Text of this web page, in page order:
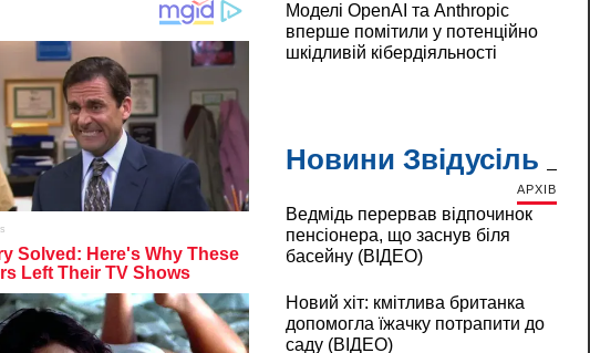
Моделі OpenAI та Anthropic
вперше помітили у потенційно
шкідливій кібердіяльності
Новини Звідусіль
АРХІВ
Ведмідь перервав відпочинок
пенсіонера, що заснув біля
басейну (ВІДЕО)
Новий хіт: кмітлива британка
допомогла їжачку потрапити до
саду (ВІДЕО)